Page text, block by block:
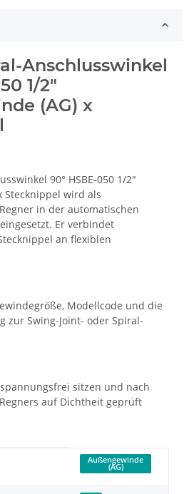
Anschlusswinkel
1/2"
(AG) x
90° HSBE-050 1/2"
Stecknippel wird als
in der automatischen
Er verbindet
an flexiblen
Modellcode und die
zur Swing-Joint- oder Spiral-
sitzen und nach
auf Dichtheit geprüft
Außengewinde
(AG)